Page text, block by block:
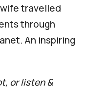
wife travelled
through
An inspiring
or listen &